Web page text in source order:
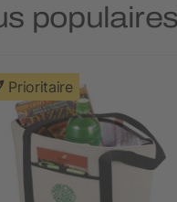
Prioritaire